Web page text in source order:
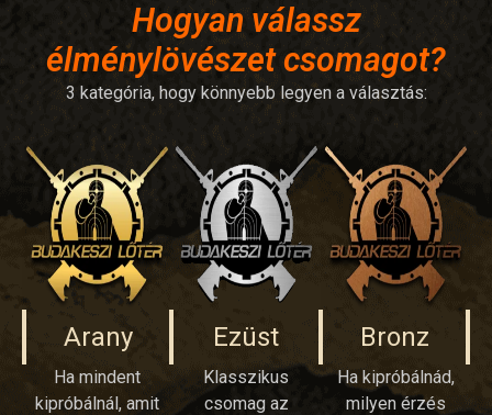
Hogyan válassz
élménylövészet csomagot?
3 kategória, hogy könnyebb legyen a választás:
Arany
Ha mindent
kipróbálnál, amit
Ezüst
Klasszikus
csomag az
Bronz
Ha kipróbálnád,
milyen érzés